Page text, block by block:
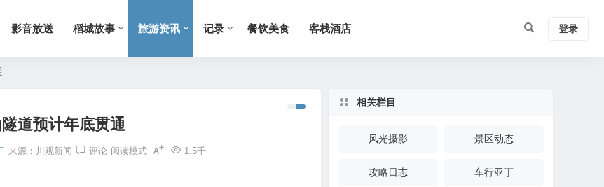
影音放送 稻城故事 旅游资讯 记录 餐饮美食 客栈酒店 登录
道预计年底贯通
来源： 川观新闻 评论 1.5千
阅读模式
相关栏目
风光摄影 景区动态
攻略日志 车行亚丁